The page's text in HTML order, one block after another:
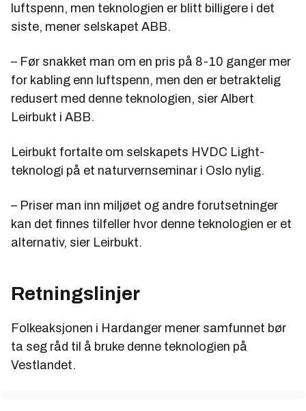
luftspenn, men teknologien er blitt billigere i det
siste, mener selskapet ABB.
– Før snakket man om en pris på 8-10 ganger mer
for kabling enn luftspenn, men den er betraktelig
redusert med denne teknologien, sier Albert
Leirbukt i ABB.
Leirbukt fortalte om selskapets HVDC Light-
teknologi på et naturvernseminar i Oslo nylig.
– Priser man inn miljøet og andre forutsetninger
kan det finnes tilfeller hvor denne teknologien er et
alternativ, sier Leirbukt.
Retningslinjer
Folkeaksjonen i Hardanger mener samfunnet bør
ta seg råd til å bruke denne teknologien på
Vestlandet.